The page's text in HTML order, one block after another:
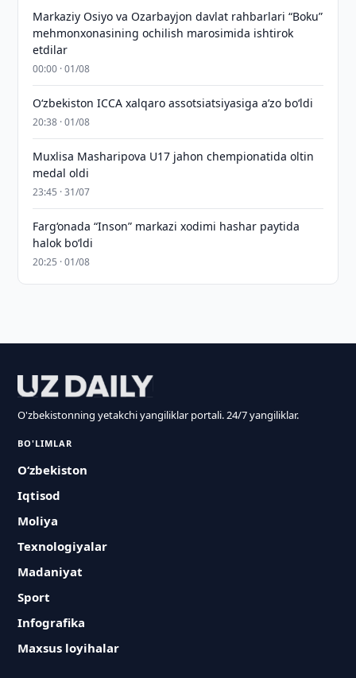
Markaziy Osiyo va Ozarbayjon davlat rahbarlari “Boku”
mehmonxonasining ochilish marosimida ishtirok
etdilar
00:00 · 01/08
O‘zbekiston ICCA xalqaro assotsiatsiyasiga aʼzo bo‘ldi
20:38 · 01/08
Muxlisa Masharipova U17 jahon chempionatida oltin
medal oldi
23:45 · 31/07
Farg‘onada “Inson” markazi xodimi hashar paytida
halok bo‘ldi
20:25 · 01/08
O'zbekistonning yetakchi yangiliklar portali. 24/7 yangiliklar.
BO'LIMLAR
O‘zbekiston
Iqtisod
Moliya
Texnologiyalar
Madaniyat
Sport
Infografika
Maxsus loyihalar